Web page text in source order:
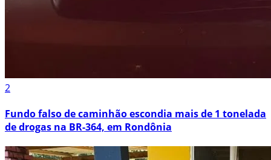
2
Fundo falso de caminhão escondia mais de 1 tonelada
de drogas na BR-364, em Rondônia